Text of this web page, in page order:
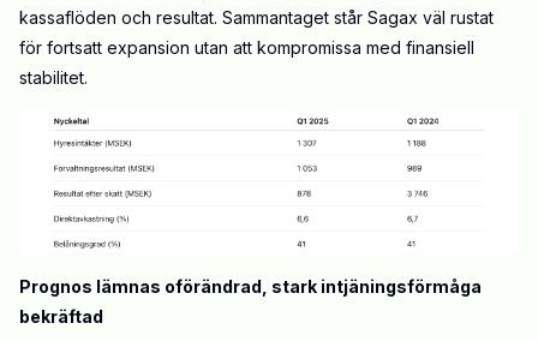
kassaflöden och resultat. Sammantaget står Sagax väl rustat
för fortsatt expansion utan att kompromissa med finansiell
stabilitet.
Prognos lämnas oförändrad, stark intjäningsförmåga
bekräftad